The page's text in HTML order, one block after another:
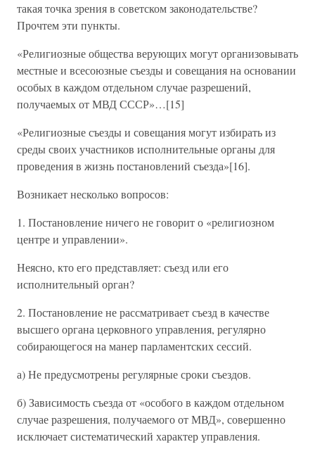
такая точка зрения в советском законодательстве?
Прочтем эти пункты.
«Религиозные общества верующих могут организовывать
местные и всесоюзные съезды и совещания на основании
особых в каждом отдельном случае разрешений,
получаемых от МВД СССР»…[15]
«Религиозные съезды и совещания могут избирать из
среды своих участников исполнительные органы для
проведения в жизнь постановлений съезда»[16].
Возникает несколько вопросов:
1. Постановление ничего не говорит о «религиозном
центре и управлении».
Неясно, кто его представляет: съезд или его
исполнительный орган?
2. Постановление не рассматривает съезд в качестве
высшего органа церковного управления, регулярно
собирающегося на манер парламентских сессий.
а) Не предусмотрены регулярные сроки съездов.
б) Зависимость съезда от «особого в каждом отдельном
случае разрешения, получаемого от МВД», совершенно
исключает систематический характер управления.